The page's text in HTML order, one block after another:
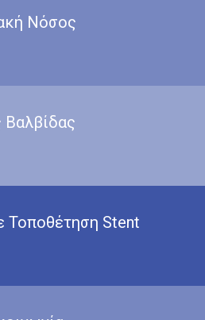
Νόσος
Τοποθέτηση Stent